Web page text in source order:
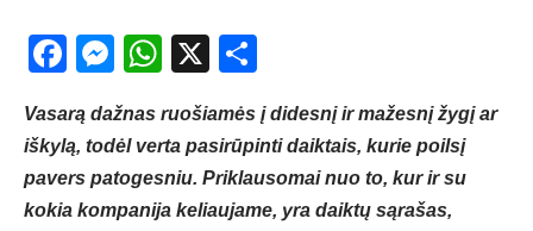
Facebook
Messenger
WhatsApp
X
Vasarą dažnas ruošiamės į didesnį ir mažesnį žygį ar
iškylą, todėl verta pasirūpinti daiktais, kurie poilsį
pavers patogesniu. Priklausomai nuo to, kur ir su
kokia kompanija keliaujame, yra daiktų sąrašas,